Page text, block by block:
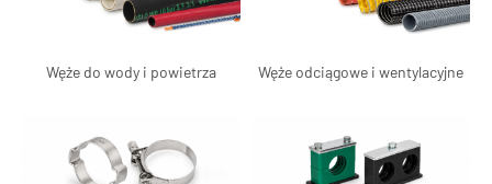
Węże do wody i powietrza Węże odciągowe i wentylacyjne